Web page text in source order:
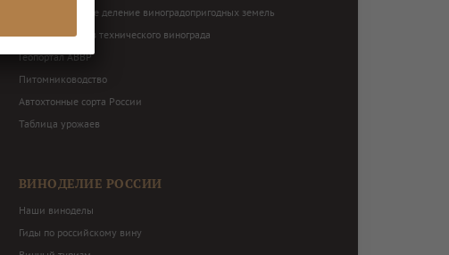
Территориальное деление виноградопригодных земель
Перечень сортов технического винограда
Геопортал АВВР
Питомниководство
Автохтонные сорта России
Таблица урожаев
ВИНОДЕЛИЕ РОССИИ
Наши виноделы
Гиды по российскому вину